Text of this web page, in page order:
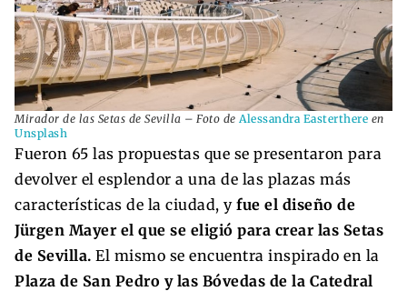
Mirador de las Setas de Sevilla – Foto de Alessandra Easterthere en
Unsplash
Fueron 65 las propuestas que se presentaron para
devolver el esplendor a una de las plazas más
características de la ciudad, y fue el diseño de
Jürgen Mayer el que se eligió para crear las Setas
de Sevilla. El mismo se encuentra inspirado en la
Plaza de San Pedro y las Bóvedas de la Catedral